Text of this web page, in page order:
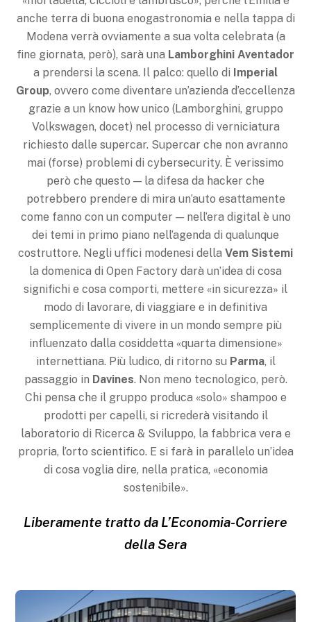
anche terra di buona enogastronomia e nella tappa di
Modena verrà ovviamente a sua volta celebrata (a
fine giornata, però), sarà una Lamborghini Aventador
a prendersi la scena. Il palco: quello di Imperial
Group, ovvero come diventare un’azienda d’eccellenza
grazie a un know how unico (Lamborghini, gruppo
Volkswagen, docet) nel processo di verniciatura
richiesto dalle supercar. Supercar che non avranno
mai (forse) problemi di cybersecurity. È verissimo
però che questo — la difesa da hacker che
potrebbero prendere di mira un’auto esattamente
come fanno con un computer — nell’era digital è uno
dei temi in primo piano nell’agenda di qualunque
costruttore. Negli uffici modenesi della Vem Sistemi
la domenica di Open Factory darà un’idea di cosa
significhi e cosa comporti, mettere «in sicurezza» il
modo di lavorare, di viaggiare e in definitiva
semplicemente di vivere in un mondo sempre più
influenzato dalla cosiddetta «quarta dimensione»
internettiana. Più ludico, di ritorno su Parma, il
passaggio in Davines. Non meno tecnologico, però.
Chi pensa che il gruppo produca «solo» shampoo e
prodotti per capelli, si ricrederà visitando il
laboratorio di Ricerca & Sviluppo, la fabbrica vera e
propria, l’orto scientifico. E si farà in parallelo un’idea
di cosa voglia dire, nella pratica, «economia
sostenibile».
Liberamente tratto da L’Economia-Corriere
della Sera